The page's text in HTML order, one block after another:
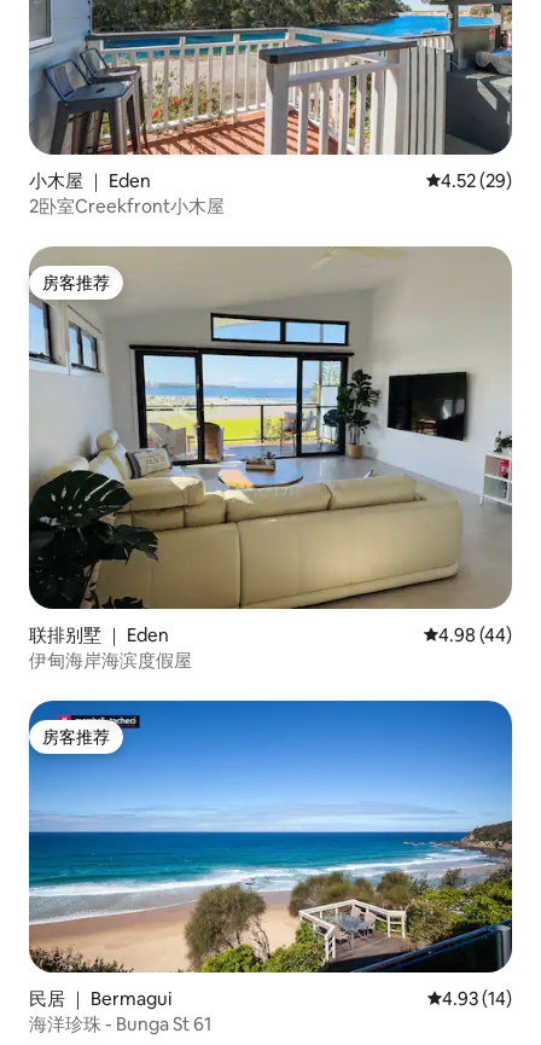
小木屋 ｜ Eden 平均评分
4.52 (29)
2卧室Creekfront小木屋
房客推荐
房客推荐
联排别墅 ｜ Eden 平均评分
4.98 (44)
伊甸海岸海滨度假屋
房客推荐
房客推荐
民居 ｜ Bermagui 平均评分
4.93 (14)
海洋珍珠 - Bunga St 61